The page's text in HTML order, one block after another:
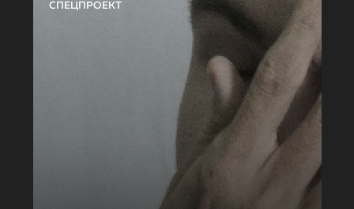
СПЕЦПРОЕКТ